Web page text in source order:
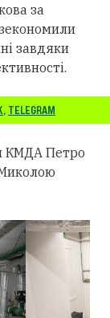
за
завдяки
, TELEGRAM
КМДА Петро